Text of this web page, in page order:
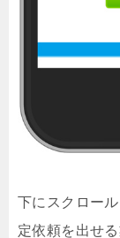
下にスクロー
定依頼を出せ